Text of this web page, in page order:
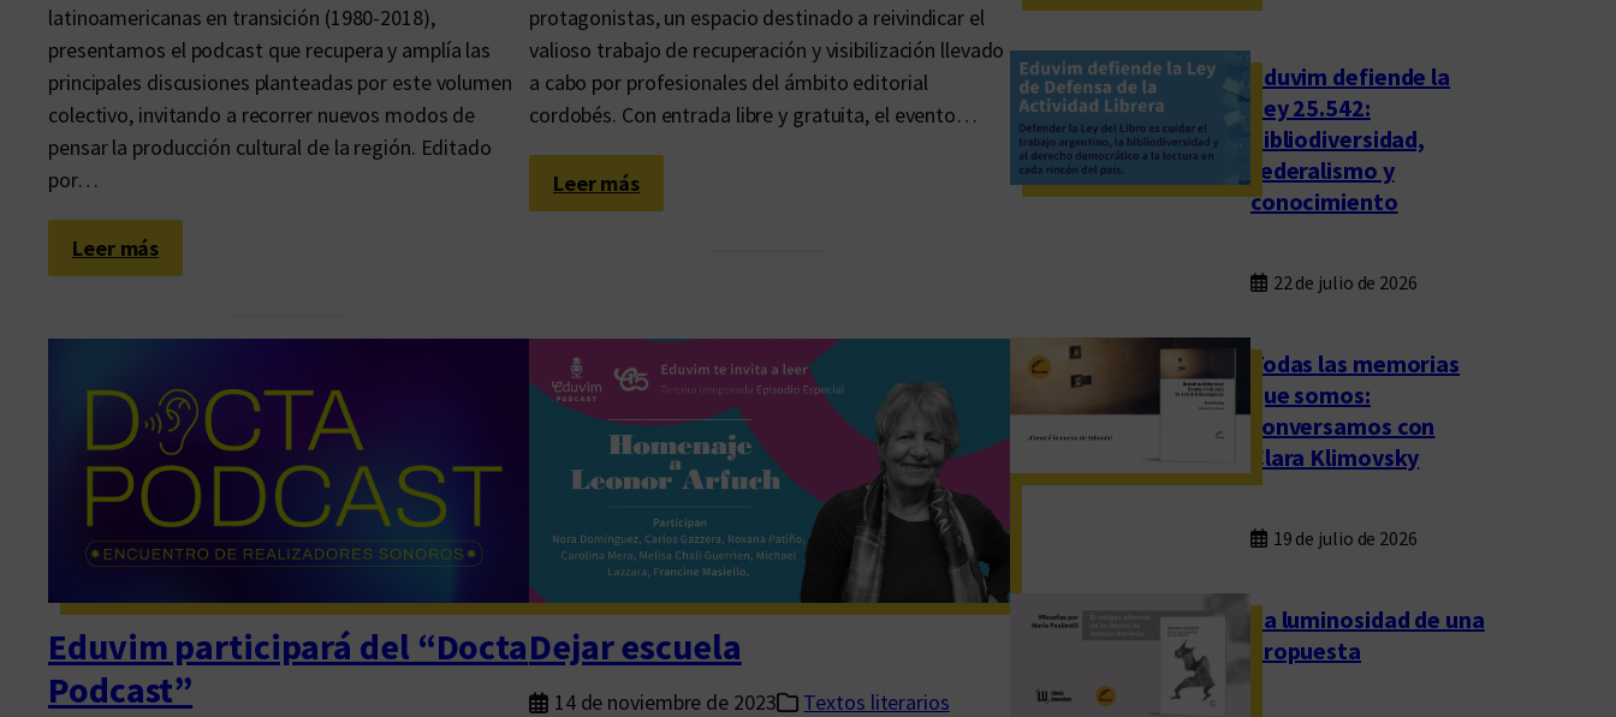
latinoamericanas en transición (1980-2018),
presentamos el podcast que recupera y amplía las
principales discusiones planteadas por este volumen
colectivo, invitando a recorrer nuevos modos de
pensar la producción cultural de la región. Editado
por…
Leer más:
U
p
d
c
a
t
p
a
r
a
p
protagonistas, un espacio destinado a reivindicar el
valioso trabajo de recuperación y visibilización llevado
a cabo por profesionales del ámbito editorial
cordobés. Con entrada libre y gratuita, el evento…
Leer más:
U
c
u
n
t
o
p
a
r
a
d
Eduvim participará del “Docta
Podcast”
Dejar escuela
14 de noviembre de 2023
Textos literarios
Eduvim defiende la
Ley 25.542:
bibliodiversidad,
federalismo y
conocimiento
22 de julio de 2026
Todas las memorias
que somos:
conversamos con
Clara Klimovsky
19 de julio de 2026
La luminosidad de una
propuesta